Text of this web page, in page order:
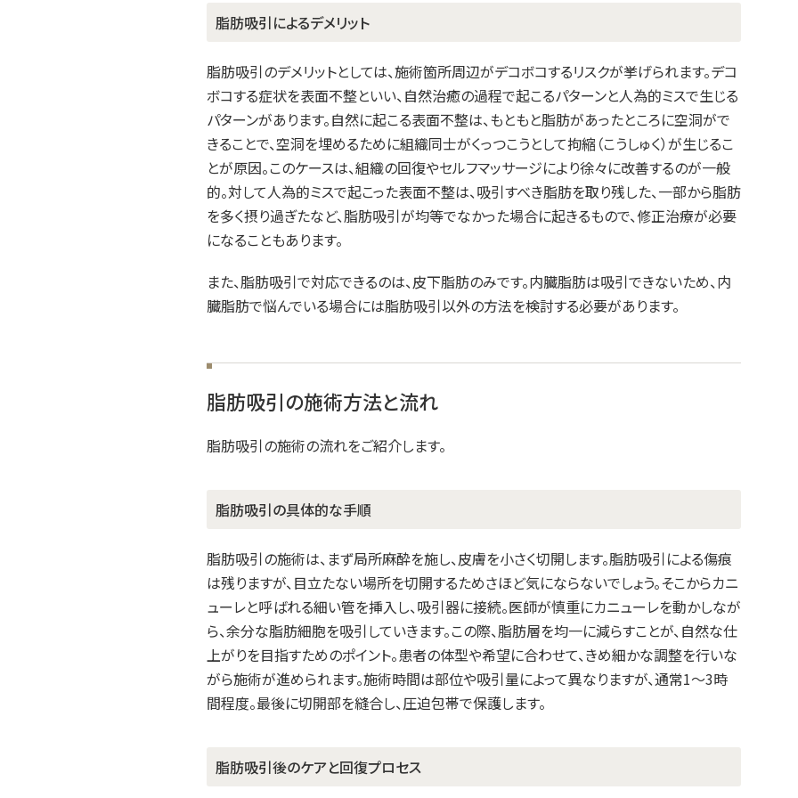
脂肪吸引によるデメリット
脂肪吸引のデメリットとしては、施術箇所周辺がデコボコするリスクが挙げられます。デコ
ボコする症状を表面不整といい、自然治癒の過程で起こるパターンと人為的ミスで生じる
パターンがあります。自然に起こる表面不整は、もともと脂肪があったところに空洞がで
きることで、空洞を埋めるために組織同士がくっつこうとして拘縮（こうしゅく）が生じるこ
とが原因。このケースは、組織の回復やセルフマッサージにより徐々に改善するのが一般
的。対して人為的ミスで起こった表面不整は、吸引すべき脂肪を取り残した、一部から脂肪
を多く摂り過ぎたなど、脂肪吸引が均等でなかった場合に起きるもので、修正治療が必要
になることもあります。
また、脂肪吸引で対応できるのは、皮下脂肪のみです。内臓脂肪は吸引できないため、内
臓脂肪で悩んでいる場合には脂肪吸引以外の方法を検討する必要があります。
脂肪吸引の施術方法と流れ
脂肪吸引の施術の流れをご紹介します。
脂肪吸引の具体的な手順
脂肪吸引の施術は、まず局所麻酔を施し、皮膚を小さく切開します。脂肪吸引による傷痕
は残りますが、目立たない場所を切開するためさほど気にならないでしょう。そこからカニ
ューレと呼ばれる細い管を挿入し、吸引器に接続。医師が慎重にカニューレを動かしなが
ら、余分な脂肪細胞を吸引していきます。この際、脂肪層を均一に減らすことが、自然な仕
上がりを目指すためのポイント。患者の体型や希望に合わせて、きめ細かな調整を行いな
がら施術が進められます。施術時間は部位や吸引量によって異なりますが、通常1～3時
間程度。最後に切開部を縫合し、圧迫包帯で保護します。
脂肪吸引後のケアと回復プロセス